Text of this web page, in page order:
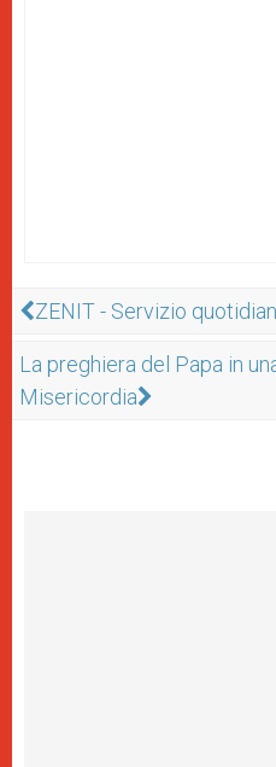
ZENIT - Servizio
La preghiera del Papa in
Misericordia